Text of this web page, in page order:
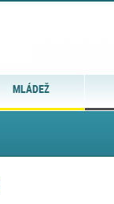
MLÁDEŽ